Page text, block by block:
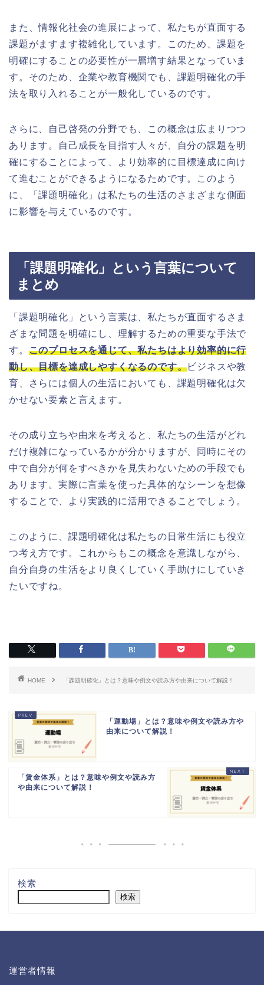
また、情報化社会の進展によって、私たちが直面する
課題がますます複雑化しています。このため、課題を
明確にすることの必要性が一層増す結果となっていま
す。そのため、企業や教育機関でも、課題明確化の手
法を取り入れることが一般化しているのです。
さらに、自己啓発の分野でも、この概念は広まりつつ
あります。自己成長を目指す人々が、自分の課題を明
確にすることによって、より効率的に目標達成に向け
て進むことができるようになるためです。このよう
に、「課題明確化」は私たちの生活のさまざまな側面
に影響を与えているのです。
「課題明確化」という言葉について
まとめ
「課題明確化」という言葉は、私たちが直面するさま
ざまな問題を明確にし、理解するための重要な手法で
す。 このプロセスを通じて、私たちはより効率的に行
動し、目標を達成しやすくなるのです。ビジネスや教
育、さらには個人の生活においても、課題明確化は欠
かせない要素と言えます。
その成り立ちや由来を考えると、私たちの生活がどれ
だけ複雑になっているかが分かりますが、同時にその
中で自分が何をすべきかを見失わないための手段でも
あります。実際に言葉を使った具体的なシーンを想像
することで、より実践的に活用できることでしょう。
このように、課題明確化は私たちの日常生活にも役立
つ考え方です。これからもこの概念を意識しながら、
自分自身の生活をより良くしていく手助けにしていき
たいですね。
HOME 「課題明確化」とは？意味や例文や読み方や由来について解説！
「運動場」とは？意味や例文や読み方や
由来について解説！
「賃金体系」とは？意味や例文や読み方
や由来について解説！
検索
検索
運営者情報